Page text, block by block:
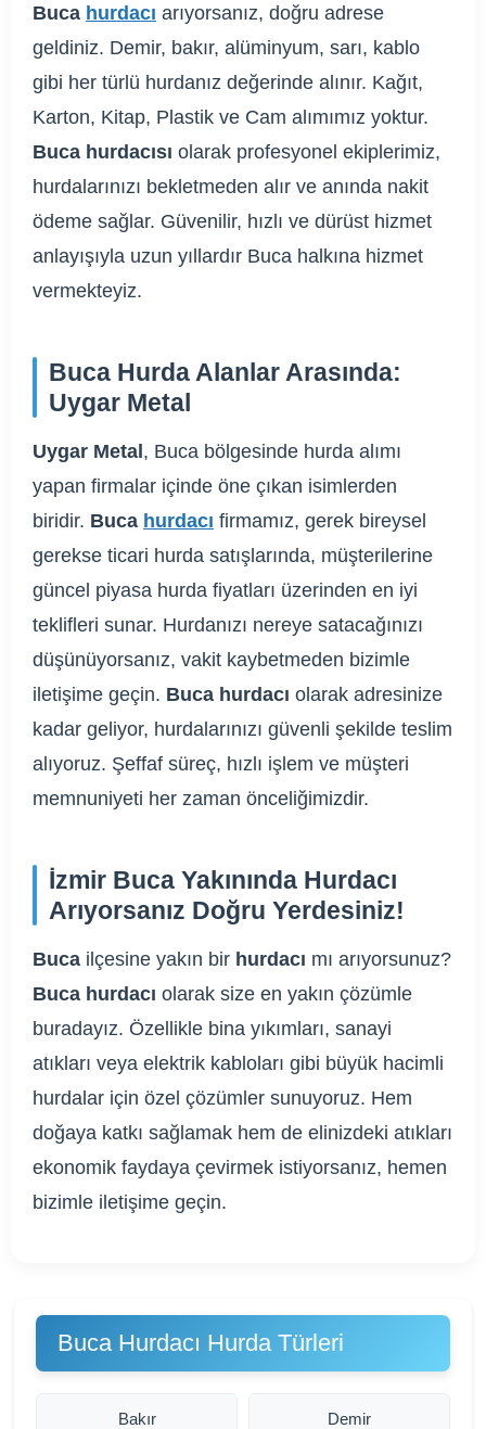
Buca hurdacı arıyorsanız, doğru adrese
geldiniz. Demir, bakır, alüminyum, sarı, kablo
gibi her türlü hurdanız değerinde alınır. Kağıt,
Karton, Kitap, Plastik ve Cam alımımız yoktur.
Buca hurdacısı olarak profesyonel ekiplerimiz,
hurdalarınızı bekletmeden alır ve anında nakit
ödeme sağlar. Güvenilir, hızlı ve dürüst hizmet
anlayışıyla uzun yıllardır Buca halkına hizmet
vermekteyiz.
Buca Hurda Alanlar Arasında:
Uygar Metal
Uygar Metal, Buca bölgesinde hurda alımı
yapan firmalar içinde öne çıkan isimlerden
biridir. Buca hurdacı firmamız, gerek bireysel
gerekse ticari hurda satışlarında, müşterilerine
güncel piyasa hurda fiyatları üzerinden en iyi
teklifleri sunar. Hurdanızı nereye satacağınızı
düşünüyorsanız, vakit kaybetmeden bizimle
iletişime geçin. Buca hurdacı olarak adresinize
kadar geliyor, hurdalarınızı güvenli şekilde teslim
alıyoruz. Şeffaf süreç, hızlı işlem ve müşteri
memnuniyeti her zaman önceliğimizdir.
İzmir Buca Yakınında Hurdacı
Arıyorsanız Doğru Yerdesiniz!
Buca ilçesine yakın bir hurdacı mı arıyorsunuz?
Buca hurdacı olarak size en yakın çözümle
buradayız. Özellikle bina yıkımları, sanayi
atıkları veya elektrik kabloları gibi büyük hacimli
hurdalar için özel çözümler sunuyoruz. Hem
doğaya katkı sağlamak hem de elinizdeki atıkları
ekonomik faydaya çevirmek istiyorsanız, hemen
bizimle iletişime geçin.
Buca Hurdacı Hurda Türleri
Bakır Demir